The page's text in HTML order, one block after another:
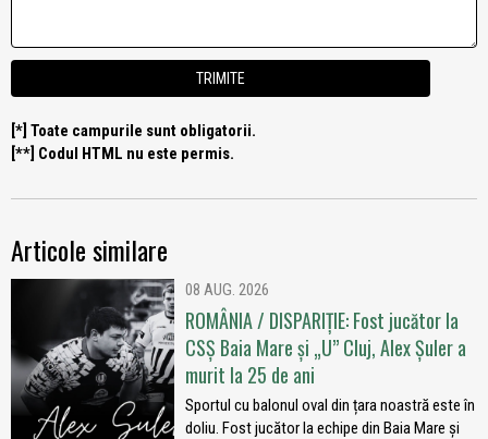
[*] Toate campurile sunt obligatorii.
[**] Codul HTML nu este permis.
Articole similare
08 AUG. 2026
ROMÂNIA / DISPARIȚIE: Fost jucător la
CSȘ Baia Mare și „U” Cluj, Alex Șuler a
murit la 25 de ani
Sportul cu balonul oval din țara noastră este în
doliu. Fost jucător la echipe din Baia Mare și